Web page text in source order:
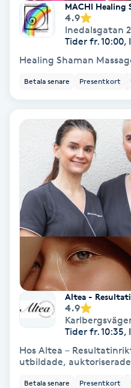
Naprapati
Navelpiercing
Olaplex
Olaplexbehandling
Ombre
Ombre brows
Ombre naglar
Optiker
Ortobionomi
MACHI Healing
4.9
Inedalsgatan
Tider fr. 10:00,
Healing Shaman
Betala senare Presentkort
Altea -
4.9
Tider fr. 10:35,
Hos Altea –
utbildade,
Betala senare Presentkort